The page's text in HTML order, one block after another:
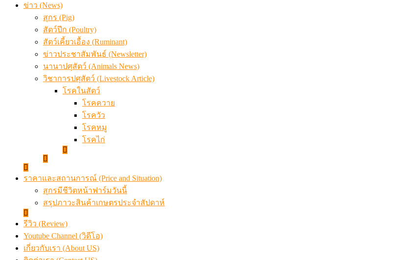
ข่าว (News)
สุกร (Pig)
สัตว์ปีก (Poultry)
สัตว์เคี้ยวเอื้อง (Ruminant)
ข่าวประชาสัมพันธ์ (Newsletter)
นานาปศุสัตว์ (Animals News)
วิชาการปศุสัตว์ (Livestock Article)
โรคในสัตว์
โรคควาย
โรควัว
โรคหมู
โรคไก่
ราคาและสถานการณ์ (Price and Situation)
สุกรมีชีวิตหน้าฟาร์มวันนี้
สรุปภาวะสินค้าเกษตรประจำสัปดาห์
รีวิว (Review)
Youtube Channel (วิดีโอ)
เกี่ยวกับเรา (About US)